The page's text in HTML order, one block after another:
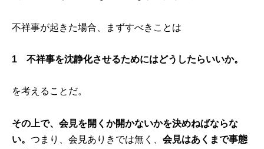
不祥事が起きた場合、まずすべきことは
1 不祥事を沈静化させるためにはどうしたらいいか。
を考えることだ。
その上で、会見を開くか開かないかを決めねばならな
い。つまり、会見ありきでは無く、会見はあくまで事態